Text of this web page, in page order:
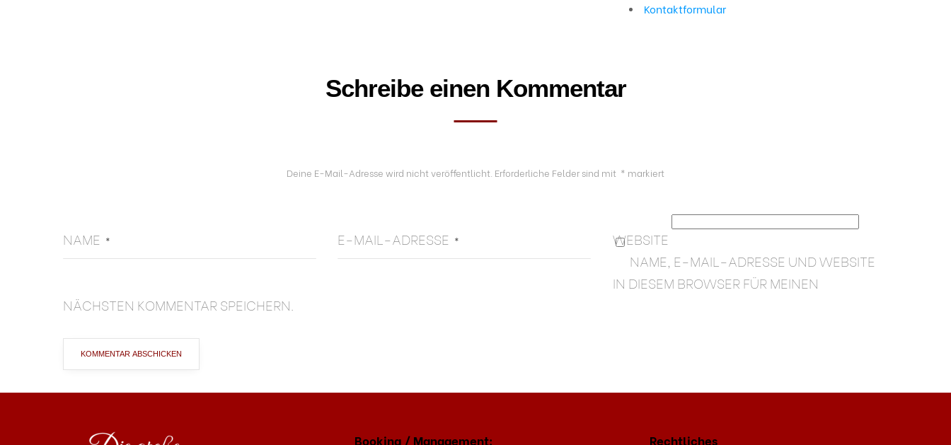
Kontaktformular
Schreibe einen Kommentar
Deine E-Mail-Adresse wird nicht veröffentlicht. Erforderliche Felder sind mit * markiert
NAME * E-MAIL-ADRESSE *
WEBSITE
NAME, E-MAIL-ADRESSE UND WEBSITE
IN DIESEM BROWSER FÜR MEINEN
NÄCHSTEN KOMMENTAR SPEICHERN.
Booking / Management: Rechtliches